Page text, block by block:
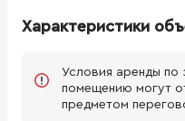
Характеристики
Условия аренды по
помещению могут
предметом